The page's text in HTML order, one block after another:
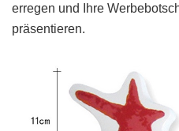
erregen und Ihre
präsentieren.